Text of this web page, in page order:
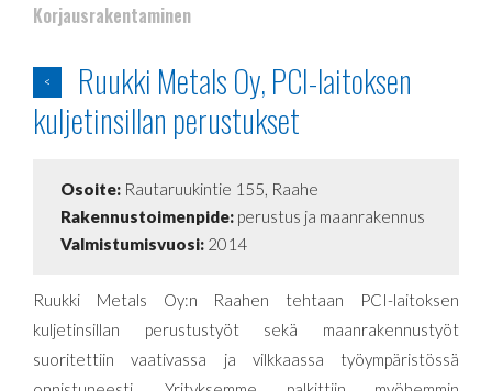
Korjausrakentaminen
<
Ruukki Metals Oy, PCI-laitoksen
kuljetinsillan perustukset
Osoite: Rautaruukintie 155, Raahe
Rakennustoimenpide: perustus ja maanrakennus
Valmistumisvuosi: 2014
Ruukki Metals Oy:n Raahen tehtaan PCI-laitoksen
kuljetinsillan perustustyöt sekä maanrakennustyöt
suoritettiin vaativassa ja vilkkaassa työympäristössä